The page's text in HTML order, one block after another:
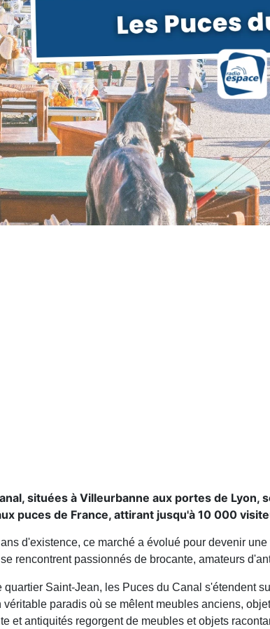
situées à Villeurbanne aux portes de
puces de France, attirant jusqu'à 10 000
d'existence, ce marché a évolué pour devenir
rencontrent passionnés de brocante, amateurs
quartier Saint-Jean, les Puces du Canal s'étendent
véritable paradis où se mêlent meubles anciens,
et antiquités regorgent de meubles et objets